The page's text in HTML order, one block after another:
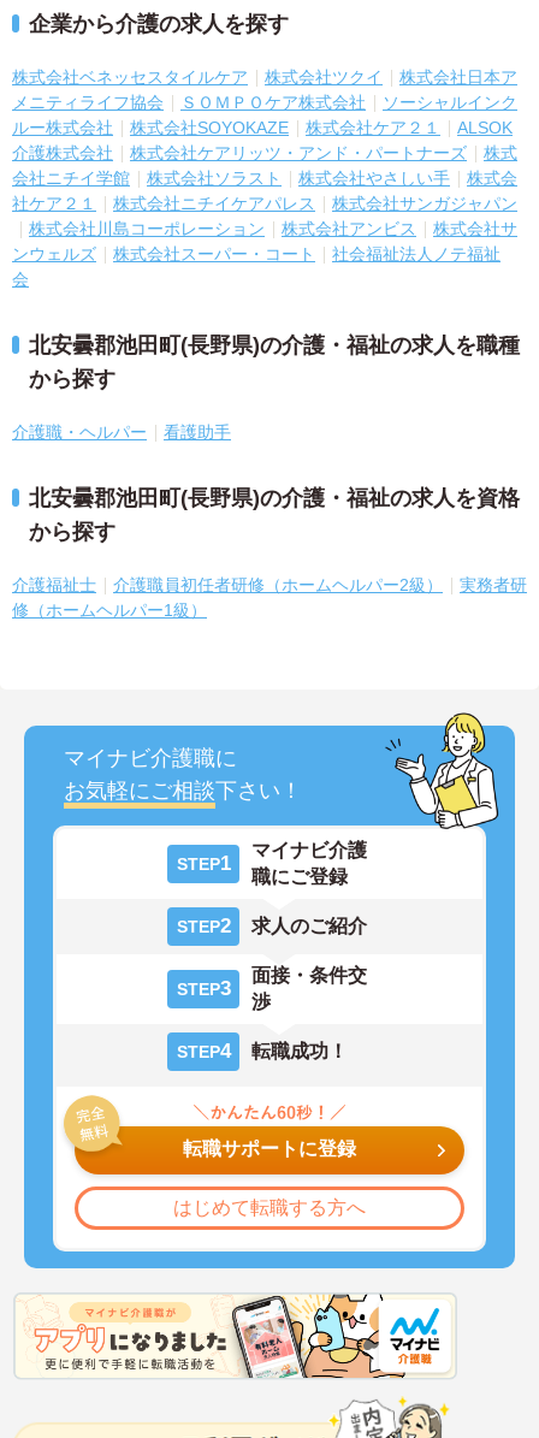
企業から介護の求人を探す
株式会社ベネッセスタイルケア 株式会社ツクイ
株式会社日本ア
メニティライフ協会
ＳＯＭＰＯケア株式会社
ソーシャルインク
ルー株式会社
株式会社SOYOKAZE 株式会社ケア２１
ALSOK
介護株式会社
株式会社ケアリッツ・アンド・パートナーズ
株式
会社ニチイ学館
株式会社ソラスト 株式会社やさしい手
株式会
社ケア２１
株式会社ニチイケアパレス
株式会社サンガジャパン
株式会社川島コーポレーション
株式会社アンビス
株式会社サ
ンウェルズ
株式会社スーパー・コート
社会福祉法人ノテ福祉
会
北安曇郡池田町(長野県)の介護・福祉の求人を職種
から探す
介護職・ヘルパー 看護助手
北安曇郡池田町(長野県)の介護・福祉の求人を資格
から探す
介護福祉士 介護職員初任者研修（ホームヘルパー2級）
実務者研
修（ホームヘルパー1級）
マイナビ介護職に
お気軽にご相談下さい！
STEP1
マイナビ介護
職にご登録
STEP2 求人のご紹介
STEP3
面接・条件交
渉
STEP4 転職成功！
転職サポートに登録
はじめて転職する方へ